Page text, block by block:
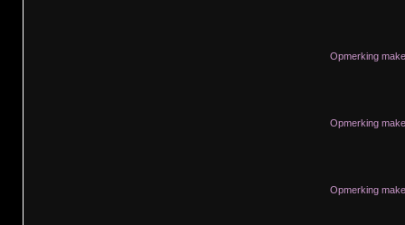
Opmerking
Opmerking
Opmerking